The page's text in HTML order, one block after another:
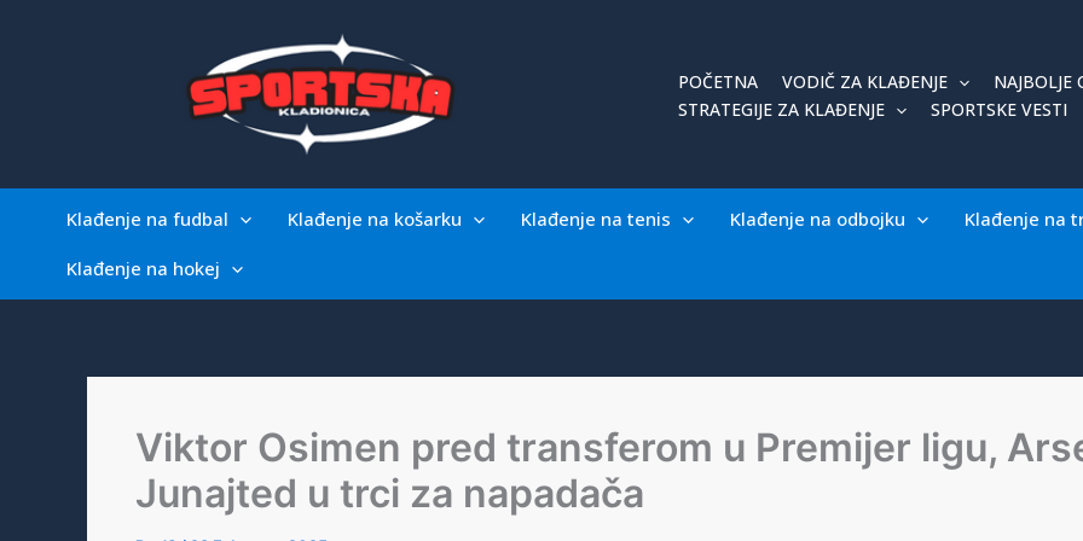
POČETNA VODIČ ZA KLAĐENJE
NAJBOLJE
STRATEGIJE ZA KLAĐENJE
SPORTSKE VESTI
Klađenje na fudbal Klađenje na košarku Klađenje na tenis Klađenje na odbojku Klađenje na
Klađenje na hokej
Viktor Osimen pred transferom u Premijer ligu,
Junajted u trci za napadača